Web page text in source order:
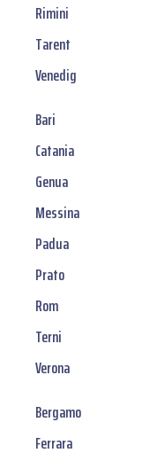
Rimini
Tarent
Venedig
Bari
Catania
Genua
Messina
Padua
Prato
Rom
Terni
Verona
Bergamo
Ferrara